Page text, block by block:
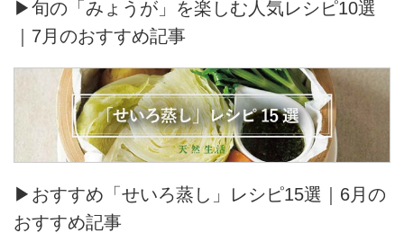
▶旬の「みょうが」を楽しむ人気レシピ10選
｜7月のおすすめ記事
▶おすすめ「せいろ蒸し」レシピ15選｜6月の
おすすめ記事